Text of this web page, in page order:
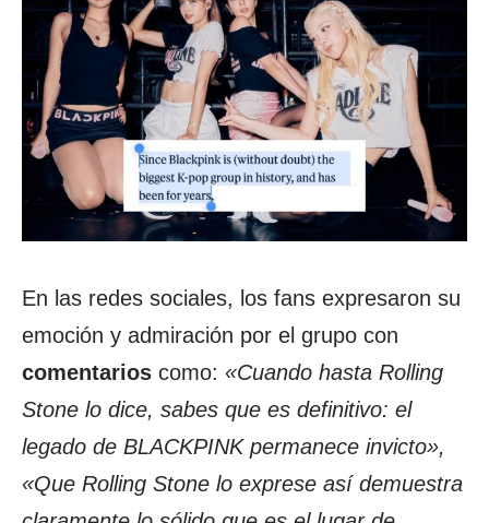
En las redes sociales, los fans expresaron su
emoción y admiración por el grupo con
comentarios como: «Cuando hasta Rolling
Stone lo dice, sabes que es definitivo: el
legado de BLACKPINK permanece invicto»,
«Que Rolling Stone lo exprese así demuestra